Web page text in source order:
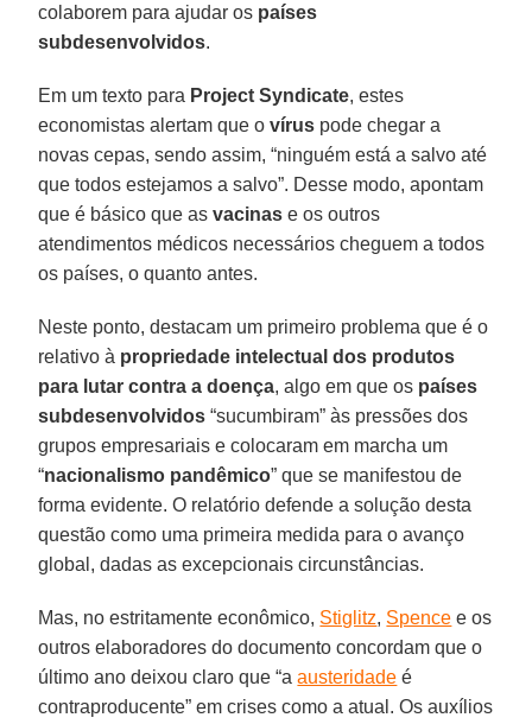
colaborem para ajudar os países
subdesenvolvidos.
Em um texto para Project Syndicate, estes
economistas alertam que ovírus pode chegar a
novas cepas, sendo assim, “ninguém está a salvo até
que todos estejamos a salvo”. Desse modo, apontam
que é básico que asvacinas e os outros
atendimentos médicos necessários cheguem a todos
os países, o quanto antes.
Neste ponto, destacam um primeiro problema que é o
relativo à propriedade intelectual dos produtos
para lutar contra a doença, algo em que os países
subdesenvolvidos “sucumbiram” às pressões dos
grupos empresariais e colocaram em marcha um
“nacionalismo pandêmico” que se manifestou de
forma evidente. O relatório defende a solução desta
questão como uma primeira medida para o avanço
global, dadas as excepcionais circunstâncias.
Mas, no estritamente econômico, Stiglitz, Spence e os
outros elaboradores do documento concordam que o
último ano deixou claro que “aausteridade é
contraproducente” em crises como a atual. Os auxílios